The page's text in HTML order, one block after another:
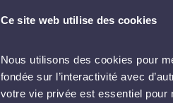
Ce site web utilise des cookies
Nous utilisons des cookies pour
fondée sur l’interactivité avec
votre vie privée est essentiel pour
Opérations bancaires